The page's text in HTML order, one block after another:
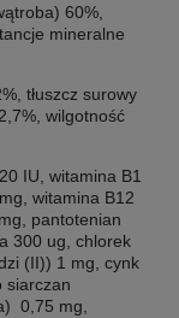
60%,
mineralne
tłuszcz surowy
wilgotność
IU, witamina B1
witamina B12
pantotenian
300 ug, chlorek
(II)) 1 mg, cynk
siarczan
0,75 mg,